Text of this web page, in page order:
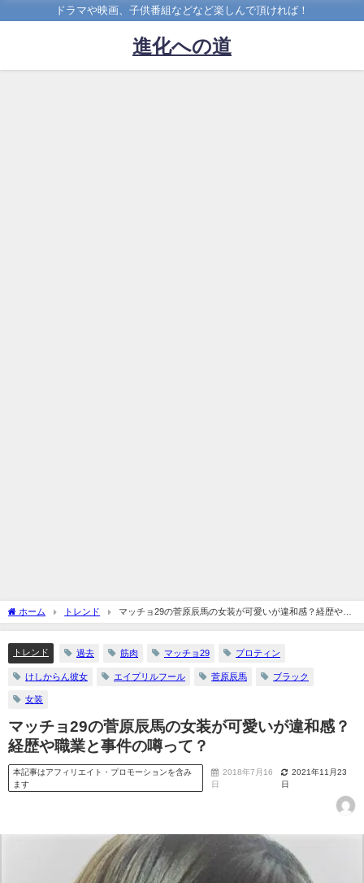
ドラマや映画、子供番組などなど楽しんで頂ければ！
進化への道
ホーム トレンド
マッチョ29の菅原辰馬の女装が可愛いが違和感？経歴や職
業と事件の噂って？
トレンド 過去 筋肉 マッチョ29 プロティン
けしからん彼女 エイプリルフール 菅原辰馬 ブラック
女装
マッチョ29の菅原辰馬の女装が可愛いが違和感？
経歴や職業と事件の噂って？
本記事はアフィリエイト・プロモーションを含み
ます
2018年7月16
日
2021年11月23
日